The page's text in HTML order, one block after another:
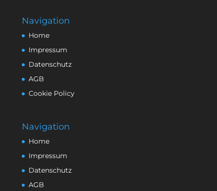
Navigation
Home
Impressum
Datenschutz
AGB
Cookie Policy
Navigation
Home
Impressum
Datenschutz
AGB